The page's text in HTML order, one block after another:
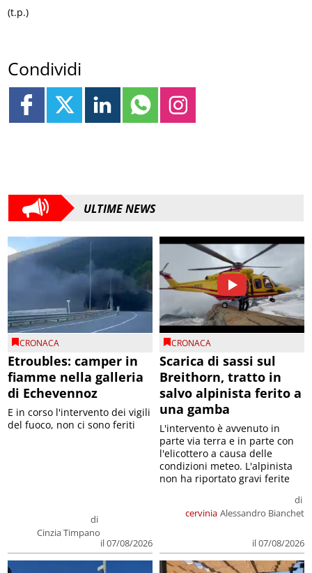
(t.p.)
Condividi
ULTIME NEWS
CRONACA
Etroubles: camper in
fiamme nella galleria
di Echevennoz
di
Cinzia Timpano
il 07/08/2026
E in corso l'intervento dei vigili
del fuoco, non ci sono feriti
CRONACA
Scarica di sassi sul
Breithorn, tratto in
salvo alpinista ferito a
una gamba
cervinia
di
Alessandro Bianchet
il 07/08/2026
L'intervento è avvenuto in
parte via terra e in parte con
l'elicottero a causa delle
condizioni meteo. L'alpinista
non ha riportato gravi ferite